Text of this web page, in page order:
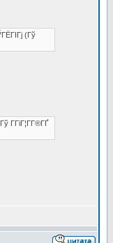
(Гў
Г­ГіГ¦Г­Г®ГҐ